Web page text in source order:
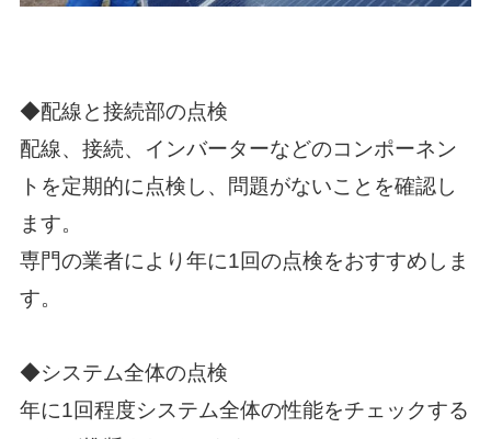
◆配線と接続部の点検
配線、接続、インバーターなどのコンポーネン
トを定期的に点検し、問題がないことを確認し
ます。
専門の業者により年に1回の点検をおすすめしま
す。
◆システム全体の点検
年に1回程度システム全体の性能をチェックする